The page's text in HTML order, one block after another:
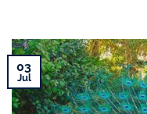
03
Jul